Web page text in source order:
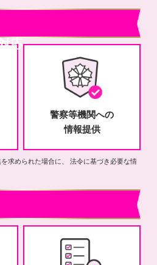
応
警察等機関への
情報提供
求められた場合に、 法令に基づき必要な情